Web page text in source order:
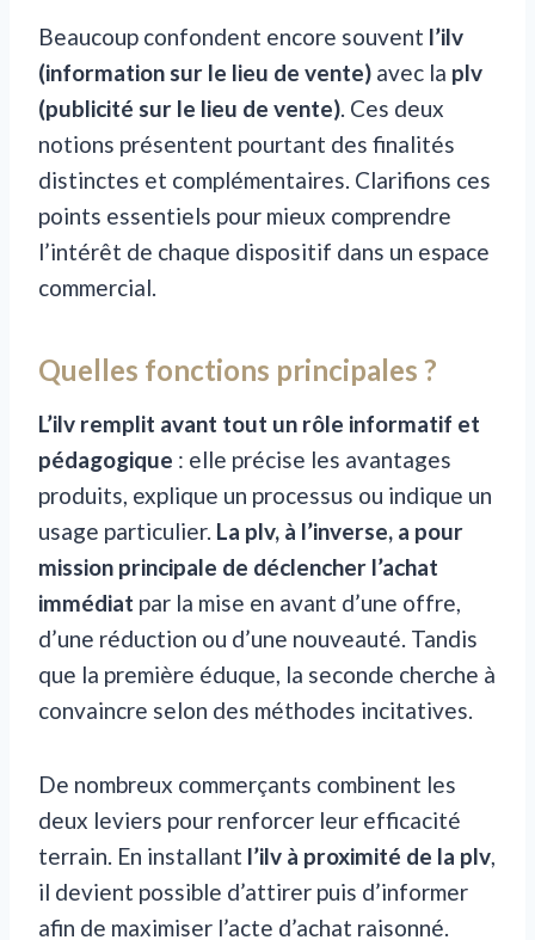
Beaucoup confondent encore souvent l’ilv
(information sur le lieu de vente) avec la plv
(publicité sur le lieu de vente). Ces deux
notions présentent pourtant des finalités
distinctes et complémentaires. Clarifions ces
points essentiels pour mieux comprendre
l’intérêt de chaque dispositif dans un espace
commercial.
Quelles fonctions principales ?
L’ilv remplit avant tout un rôle informatif et
pédagogique : elle précise les avantages
produits, explique un processus ou indique un
usage particulier. La plv, à l’inverse, a pour
mission principale de déclencher l’achat
immédiat par la mise en avant d’une offre,
d’une réduction ou d’une nouveauté. Tandis
que la première éduque, la seconde cherche à
convaincre selon des méthodes incitatives.
De nombreux commerçants combinent les
deux leviers pour renforcer leur efficacité
terrain. En installant l’ilv à proximité de la plv,
il devient possible d’attirer puis d’informer
afin de maximiser l’acte d’achat raisonné.